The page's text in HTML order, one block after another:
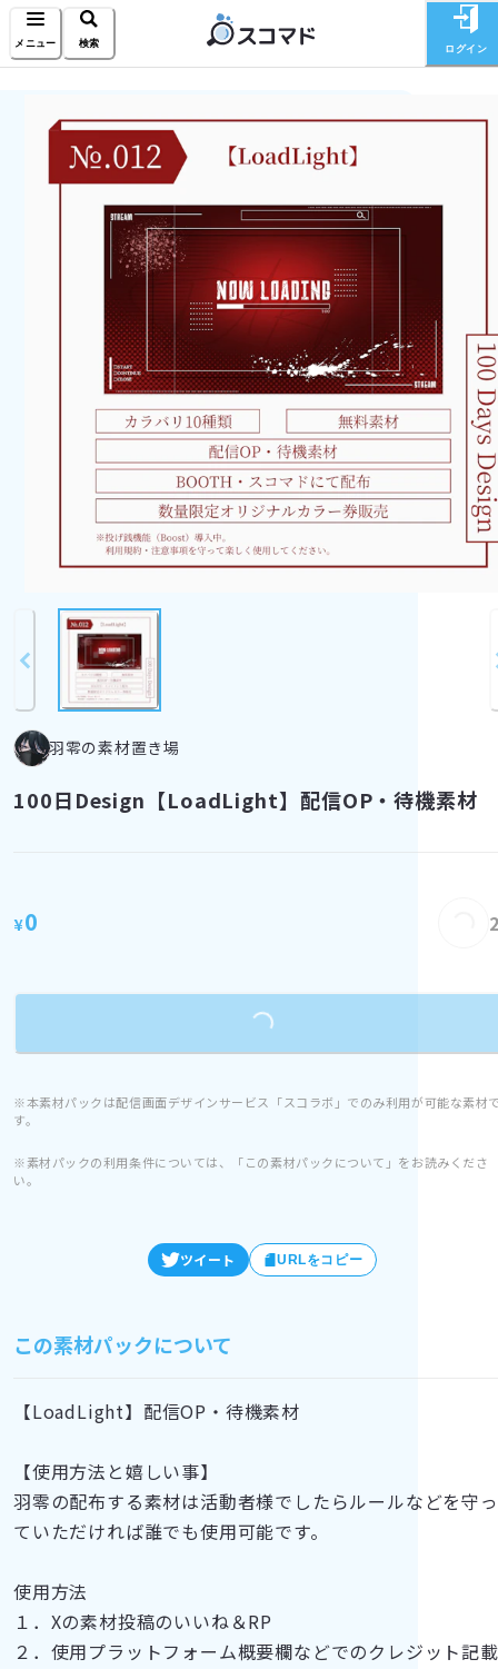
メニュー 検索 ログイン
羽零の素材置き場
100日Design【LoadLight】配信OP・待機素材
¥0
Loading...
※本素材パックは配信画面デザインサービス「スコラボ」でのみ利用が可能な素材
す。
※素材パックの利用条件については、「この素材パックについて」をお読みくださ
い。
ツイート URLをコピー
この素材パックについて
【LoadLight】配信OP・待機素材
【使用方法と嬉しい事】
羽零の配布する素材は活動者様でしたらルールなどを守っ
ていただければ誰でも使用可能です。
使用方法
１．Xの素材投稿のいいね＆RP
２．使用プラットフォーム概要欄などでのクレジット記載